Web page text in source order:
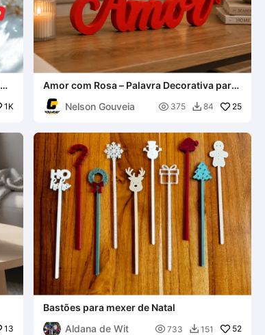
1K
Amor com Rosa – Palavra Decorativa para
Impressão 3D
Nelson Gouveia
 375  84 25
13
Bastões para mexer de Natal
Aldana de Wit
 733  151 52